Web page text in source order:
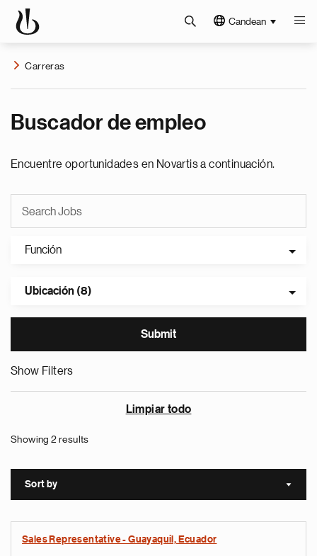
Candean
Carreras
Buscador de empleo
Encuentre oportunidades en Novartis a continuación.
Función
Ubicación (8)
Show Filters
Limpiar todo
Showing 2 results
Sort by Sort
Sales Representative - Guayaquil, Ecuador